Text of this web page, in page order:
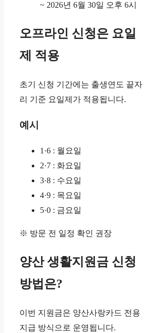
~ 2026년 6월 30일 오후 6시
오프라인 신청은 요일
제 적용
초기 신청 기간에는 출생연도 끝자
리 기준 요일제가 적용됩니다.
예시
1·6 : 월요일
2·7 : 화요일
3·8 : 수요일
4·9 : 목요일
5·0 : 금요일
※ 방문 전 일정 확인 권장
양산 생활지원금 신청
방법은?
이번 지원금은 양산사랑카드 전용
지급 방식으로 운영됩니다.